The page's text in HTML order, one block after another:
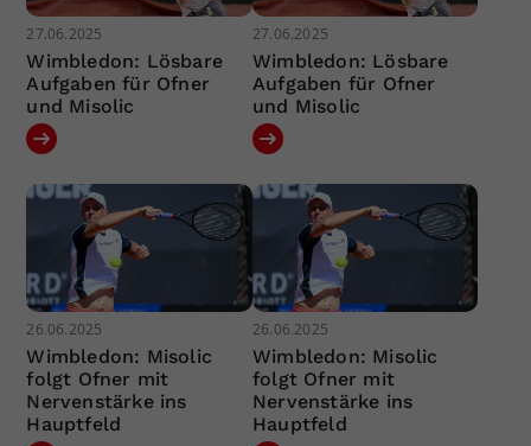
27.06.2025
Wimbledon: Lösbare
Aufgaben für Ofner
und Misolic
27.06.2025
Wimbledon: Lösbare
Aufgaben für Ofner
und Misolic
26.06.2025
Wimbledon: Misolic
folgt Ofner mit
Nervenstärke ins
Hauptfeld
26.06.2025
Wimbledon: Misolic
folgt Ofner mit
Nervenstärke ins
Hauptfeld